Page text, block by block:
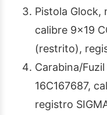
Pistola Glock,
calibre 9×19
(restrito),
Carabina/
16C167687,
registro